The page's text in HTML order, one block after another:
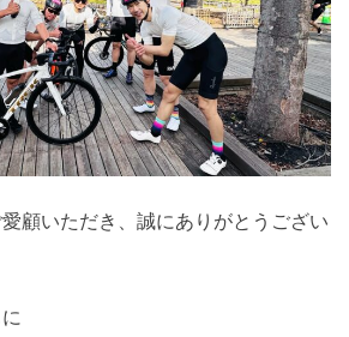
顧いただき、誠にありがとうござい